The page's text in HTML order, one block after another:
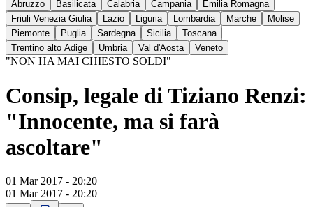
Abruzzo Basilicata Calabria Campania
Emilia Romagna
Friuli Venezia Giulia
Lazio Liguria Lombardia Marche
Molise
Piemonte
Puglia Sardegna Sicilia
Toscana
Trentino alto Adige
Umbria Val d'Aosta Veneto
"NON HA MAI CHIESTO SOLDI"
Consip, legale di Tiziano Renzi:
"Innocente, ma si farà
ascoltare"
01 Mar 2017 - 20:20
01 Mar 2017 - 20:20